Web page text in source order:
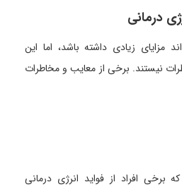
درمانی
مزایای زیادی داشته باشد، اما این
نیستند. برخی از معایب و مخاطرات
افراد از فواید انرژی درمانی